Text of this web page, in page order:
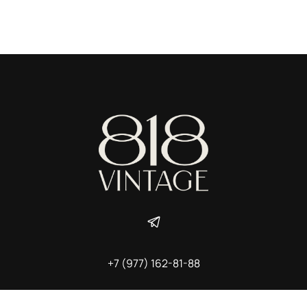
+7 (977) 162-81-88